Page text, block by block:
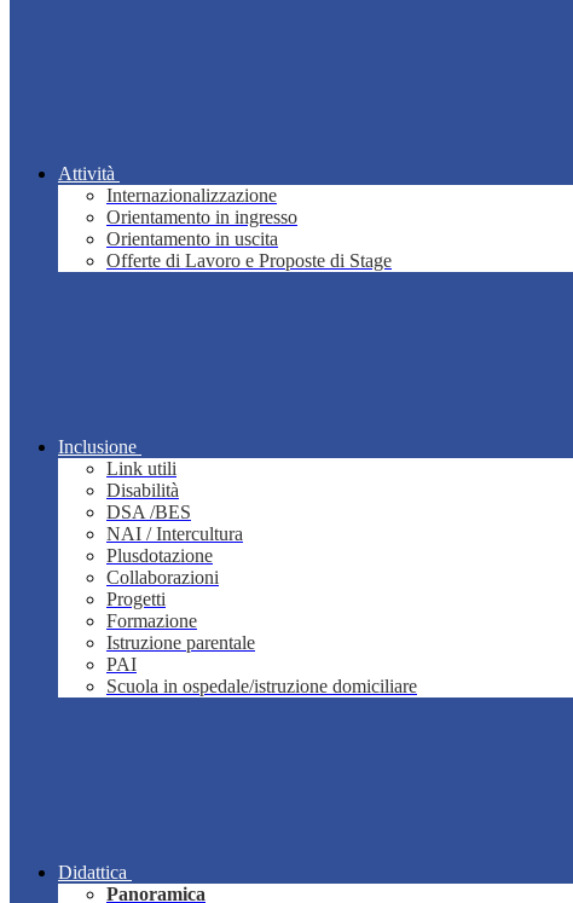
Attività
Internazionalizzazione
Orientamento in ingresso
Orientamento in uscita
Offerte di Lavoro e Proposte di Stage
Inclusione
Link utili
Disabilità
DSA /BES
NAI / Intercultura
Plusdotazione
Collaborazioni
Progetti
Formazione
Istruzione parentale
PAI
Scuola in ospedale/istruzione domiciliare
Didattica
Panoramica